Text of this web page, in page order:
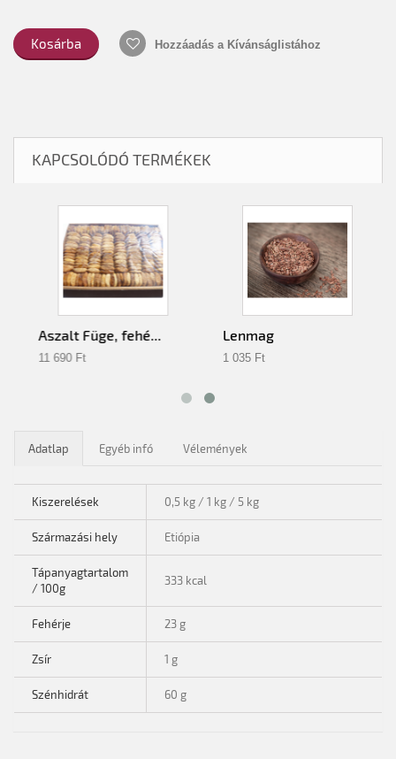
Kosárba Hozzáadás a Kívánságlistához
KAPCSOLÓDÓ TERMÉKEK
Aszalt Füge, fehé...
11 690 Ft‎
Lenmag
1 035 Ft‎
Adatlap Egyéb infó Vélemények
Kiszerelések 0,5 kg / 1 kg / 5 kg
Származási hely Etiópia
Tápanyagtartalom
/ 100g
333 kcal
Fehérje 23 g
Zsír 1 g
Szénhidrát 60 g